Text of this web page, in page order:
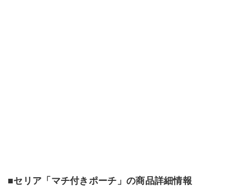
■セリア「マチ付きポーチ」の商品詳細情報